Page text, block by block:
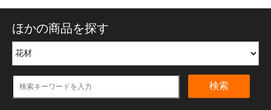
ほかの商品を探す
検索